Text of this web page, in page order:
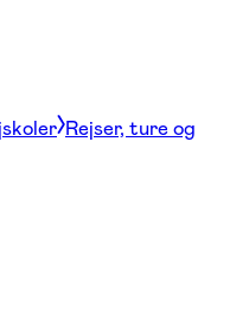
Rejser, ture og